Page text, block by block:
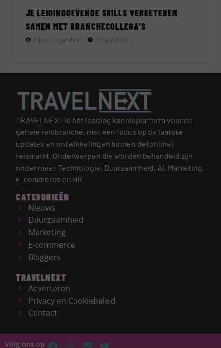
JE LEIDINGGEVENDE SKILLS VERBETEREN
SAMEN MET BRANCHECOLLEGA’S
Arjen Lutgendorff 30 juni 2026
TRAVELNEXT is hét leading kennisplatform voor de
gehele reisbranche, met een focus op de laatste
updates en ontwikkelingen binnen de (online)
reismarkt. Onderwerpen die worden behandeld zijn
onder meer Technologie, Duurzaamheid, AI, Marketing,
E-commerce en HR.
CATEGORIEËN
Nieuws
Duurzaamheid
Marketing
E-commerce
Bloggers
TRAVELNEXT
Adverteren
Privacy en Cookiebeleid
Contact
Volg ons op